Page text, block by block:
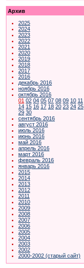
Архив
2025
2024
2023
2022
2021
2020
2019
2018
2017
2016
декабрь 2016
ноябрь 2016
октябрь 2016
01 02 04 05 07 08 09 10 11
14 15 16 17 18 20 23 24 25
29 30
сентябрь 2016
август 2016
июль 2016
июнь 2016
май 2016
апрель 2016
март 2016
февраль 2016
январь 2016
2015
2014
2013
2012
2011
2010
2009
2008
2007
2006
2005
2004
2003
2002
2000-2002 (старый сайт)